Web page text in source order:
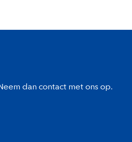
dan contact met ons op.